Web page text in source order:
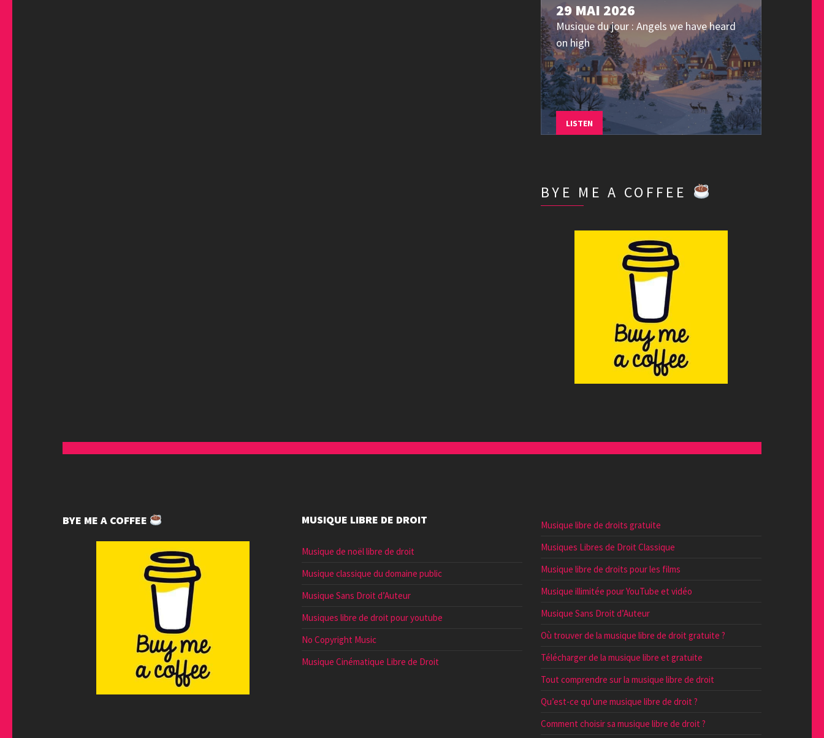
29 MAI 2026
Musique du jour : Angels we have heard
on high
LISTEN
BYE ME A COFFEE
BYE ME A COFFEE MUSIQUE LIBRE DE DROIT
Musique de noël libre de droit
Musique classique du domaine public
Musique Sans Droit d’Auteur
Musiques libre de droit pour youtube
No Copyright Music
Musique Cinématique Libre de Droit
Musique libre de droits gratuite
Musiques Libres de Droit Classique
Musique libre de droits pour les films
Musique illimitée pour YouTube et vidéo
Musique Sans Droit d’Auteur
Où trouver de la musique libre de droit gratuite ?
Télécharger de la musique libre et gratuite
Tout comprendre sur la musique libre de droit
Qu’est-ce qu’une musique libre de droit ?
Comment choisir sa musique libre de droit ?